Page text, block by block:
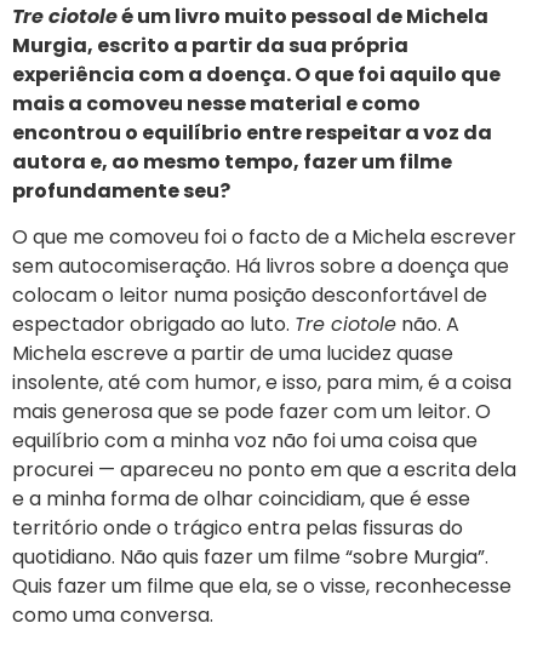
Tre ciotoleé um livro muito pessoal de Michela
Murgia, escrito a partir da sua própria
experiência com a doença. O que foi aquilo que
mais a comoveu nesse material e como
encontrou o equilíbrio entre respeitar a voz da
autora e, ao mesmo tempo, fazer um filme
profundamente seu?
O que me comoveu foi o facto de a Michela escrever
sem autocomiseração. Há livros sobre a doença que
colocam o leitor numa posição desconfortável de
espectador obrigado ao luto. Tre ciotole não. A
Michela escreve a partir de uma lucidez quase
insolente, até com humor, e isso, para mim, é a coisa
mais generosa que se pode fazer com um leitor. O
equilíbrio com a minha voz não foi uma coisa que
procurei — apareceu no ponto em que a escrita dela
e a minha forma de olhar coincidiam, que é esse
território onde o trágico entra pelas fissuras do
quotidiano. Não quis fazer um filme “sobre Murgia”.
Quis fazer um filme que ela, se o visse, reconhecesse
como uma conversa.